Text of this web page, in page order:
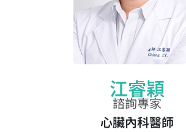
江睿穎
諮詢專家
心臟內科醫師